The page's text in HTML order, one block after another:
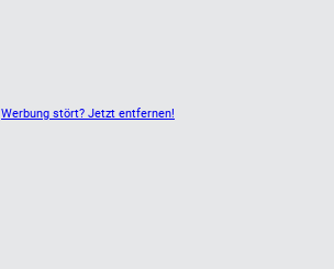
Werbung stört? Jetzt entfernen!